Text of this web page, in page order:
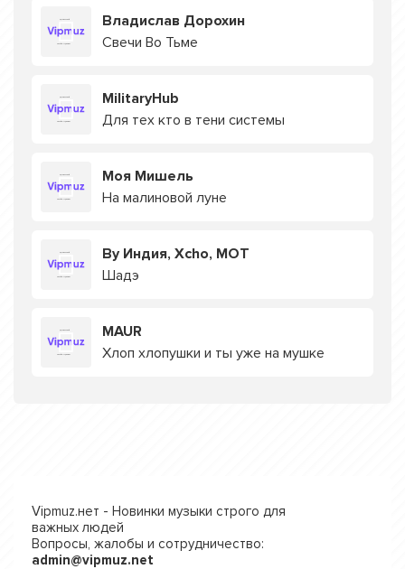
Владислав Дорохин
Свечи Во Тьме
MilitaryHub
Для тех кто в тени системы
Моя Мишель
На малиновой луне
By Индия, Xcho, MOT
Шадэ
MAUR
Хлоп хлопушки и ты уже на мушке
Vipmuz.нет - Новинки музыки строго для
важных людей
Вопросы, жалобы и сотрудничество:
admin@vipmuz.net